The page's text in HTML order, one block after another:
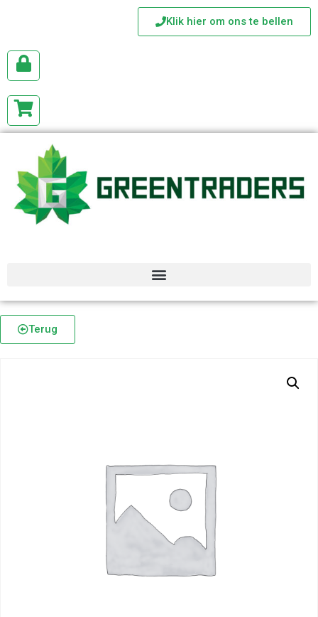
Klik hier om ons te bellen
Terug